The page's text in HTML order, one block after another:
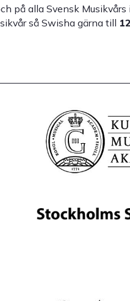
på alla Svensk
så Swisha gärna till